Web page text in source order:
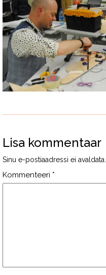
Lisa kommentaar
Sinu e-postiaadressi ei avaldata.
Kommenteeri *